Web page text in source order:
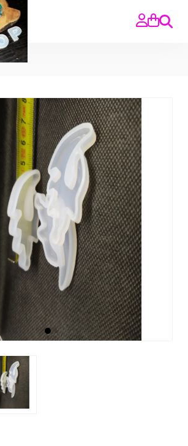
Zoeken
vlam